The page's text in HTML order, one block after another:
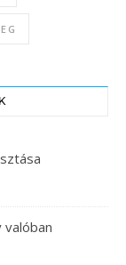
valóban